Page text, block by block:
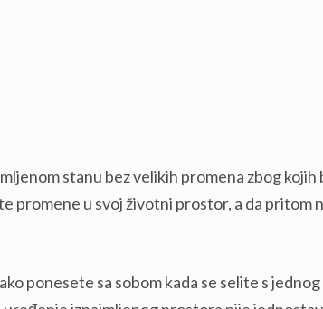
stanu bez velikih promena zbog kojih
promene u svoj životni prostor, a da pritom
ponesete sa sobom kada se selite s